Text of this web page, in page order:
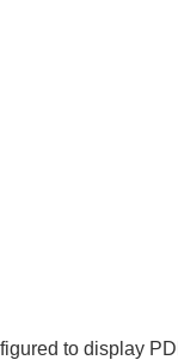
to display